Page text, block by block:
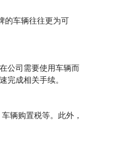
的车辆往往更为可
公司需要使用车辆而
成相关手续。
辆购置税等。此外，